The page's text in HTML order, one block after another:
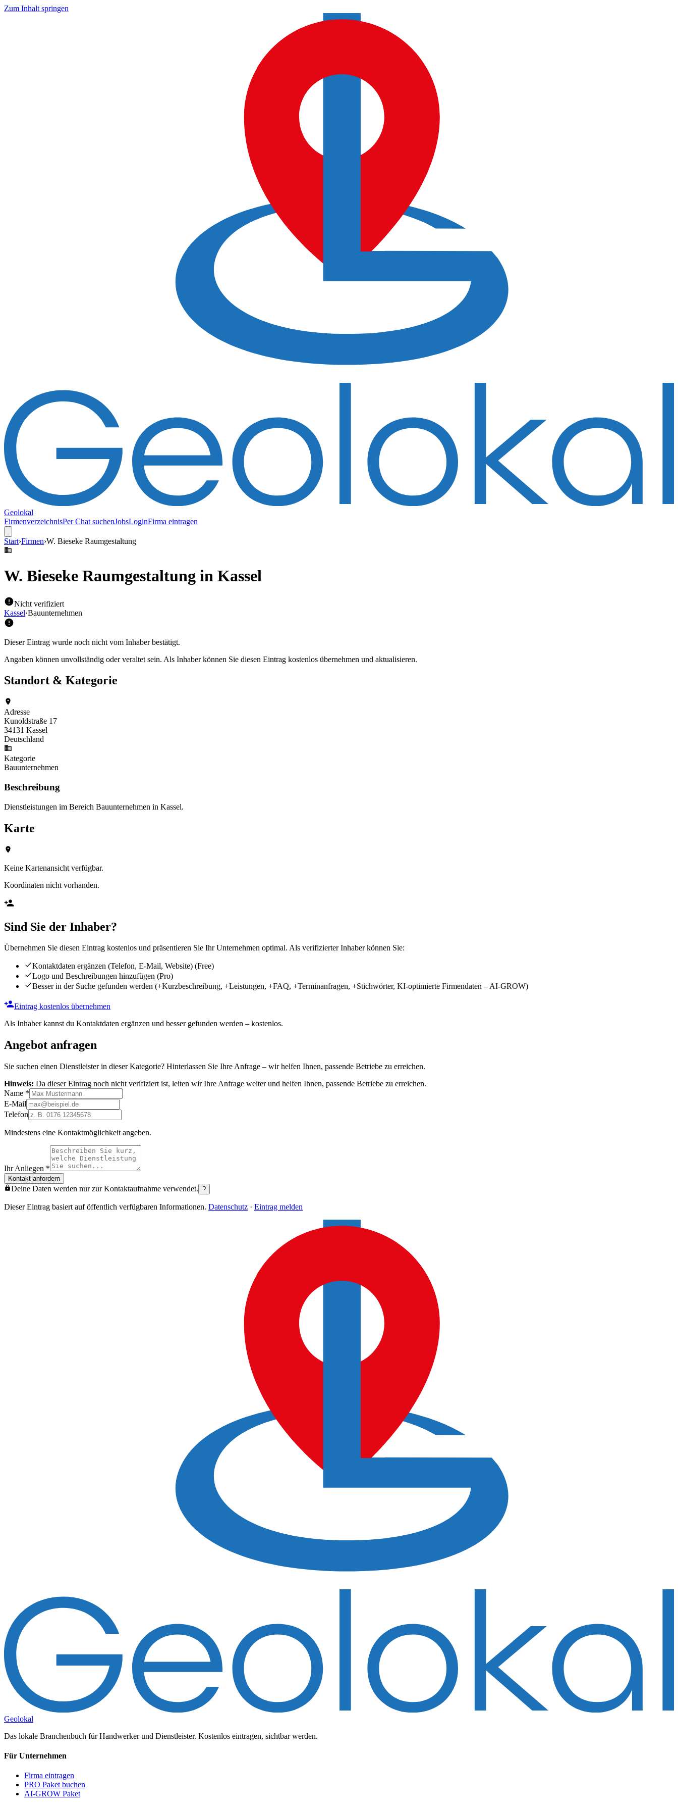
Zum Inhalt springen
Geolokal
FirmenverzeichnisPer Chat suchenJobsLoginFirma eintragen
Start›Firmen›W. Bieseke Raumgestaltung
W. Bieseke Raumgestaltung in Kassel
Nicht verifiziert
Kassel·Bauunternehmen
Dieser Eintrag wurde noch nicht vom Inhaber bestätigt.
Angaben können unvollständig oder veraltet sein. Als Inhaber können Sie diesen Eintrag kostenlos übernehmen und aktualisieren.
Standort & Kategorie
Adresse
Kunoldstraße 17
34131 Kassel
Deutschland
Kategorie
Bauunternehmen
Beschreibung
Dienstleistungen im Bereich Bauunternehmen in Kassel.
Karte
Keine Kartenansicht verfügbar.
Koordinaten nicht vorhanden.
Sind Sie der Inhaber?
Übernehmen Sie diesen Eintrag kostenlos und präsentieren Sie Ihr Unternehmen optimal. Als verifizierter Inhaber können Sie:
Kontaktdaten ergänzen (Telefon, E-Mail, Website) (Free)
Logo und Beschreibungen hinzufügen (Pro)
Besser in der Suche gefunden werden (+Kurzbeschreibung, +Leistungen, +FAQ, +Terminanfragen, +Stichwörter, KI-optimierte Firmendaten – AI-GROW)
Eintrag kostenlos übernehmen
Als Inhaber kannst du Kontaktdaten ergänzen und besser gefunden werden – kostenlos.
Angebot anfragen
Sie suchen einen Dienstleister in dieser Kategorie? Hinterlassen Sie Ihre Anfrage – wir helfen Ihnen, passende Betriebe zu erreichen.
Hinweis: Da dieser Eintrag noch nicht verifiziert ist, leiten wir Ihre Anfrage weiter und helfen Ihnen, passende Betriebe zu erreichen.
Name *
E-Mail
Telefon
Mindestens eine Kontaktmöglichkeit angeben.
Ihr Anliegen *
Kontakt anfordern
Deine Daten werden nur zur Kontaktaufnahme verwendet. ?
Dieser Eintrag basiert auf öffentlich verfügbaren Informationen. Datenschutz · Eintrag melden
Geolokal
Das lokale Branchenbuch für Handwerker und Dienstleister. Kostenlos eintragen, sichtbar werden.
Für Unternehmen
Firma eintragen
PRO Paket buchen
AI-GROW Paket